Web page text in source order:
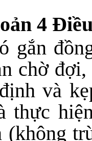
4
gắn
chờ
và
thực
(không